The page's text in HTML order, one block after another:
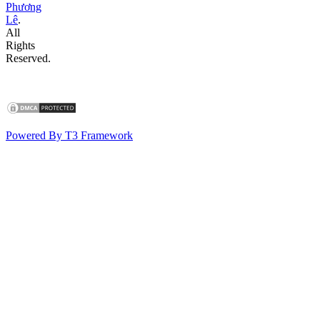
Phương
Lê.
All
Rights
Reserved.
Powered By T3 Framework